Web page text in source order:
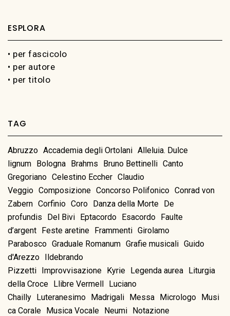
ESPLORA
• per fascicolo
• per autore
• per titolo
TAG
Abruzzo Accademia degli Ortolani Alleluia. Dulce
lignum Bologna Brahms Bruno Bettinelli Canto
Gregoriano Celestino Eccher Claudio
Veggio Composizione Concorso Polifonico Conrad von
Zabern Corfinio Coro Danza della Morte De
profundis
Del Bivi Eptacordo Esacordo Faulte
d’argent Feste aretine Frammenti Girolamo
Parabosco Graduale Romanum Grafie musicali Guido
d'Arezzo Ildebrando
Pizzetti Improvvisazione Kyrie Legenda aurea Liturgia
della Croce Llibre Vermell Luciano
Chailly Luteranesimo Madrigali Messa Micrologo Musi
ca Corale Musica Vocale Neumi Notazione